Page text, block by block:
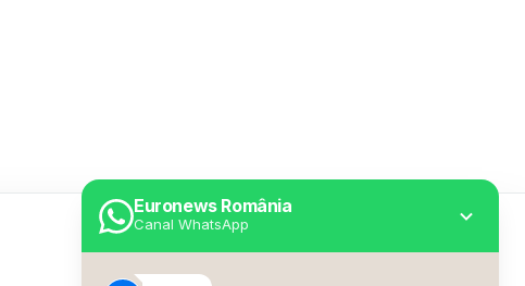
Euronews România
Canal WhatsApp